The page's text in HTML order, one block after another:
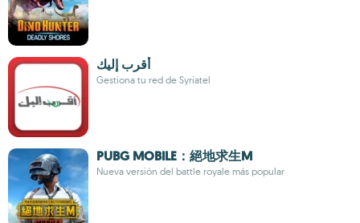
أقرب إليك
Gestiona tu red de Syriatel
PUBG MOBILE：絕地求生M
Nueva versión del battle royale más popular